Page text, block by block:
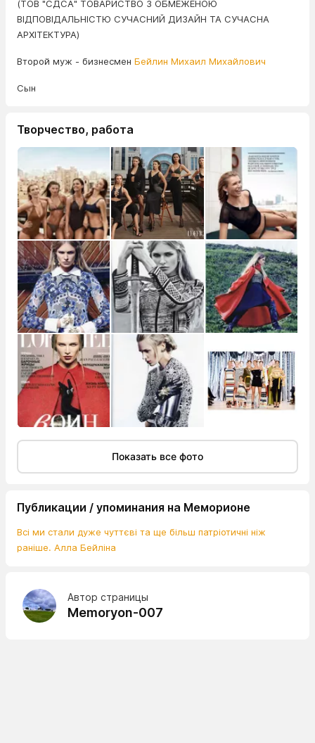
(ТОВ "СДСА" ТОВАРИСТВО З ОБМЕЖЕНОЮ
ВІДПОВІДАЛЬНІСТЮ СУЧАСНИЙ ДИЗАЙН ТА СУЧАСНА
АРХІТЕКТУРА)
Второй муж - бизнесмен Бейлин Михаил Михайлович
Сын
Творчество, работа
Показать все фото
Публикации / упоминания на Меморионе
Всі ми стали дуже чуттєві та ще більш патріотичні ніж
раніше. Алла Бейліна
Автор страницы
Memoryon-007